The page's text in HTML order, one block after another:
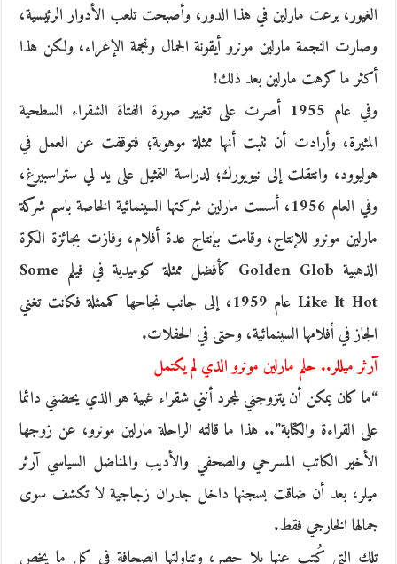
الغيور، برعت مارلين في هذا الدور، وأصبحت تلعب الأدوار الرئيسية،
وصارت النجمة مارلين مونرو أيقونة الجمال ونجمة الإغراء، ولكن هذا
أكثر ما كرهت مارلين بعد ذلك!
وفي عام 1955 أصرت على تغيير صورة الفتاة الشقراء السطحية
المثيرة، وأرادت أن تثبت أنها ممثلة موهوبة؛ فتوقفت عن العمل في
هوليوود، وانتقلت إلى نيويورك؛ لدراسة التمثيل على يد لي ستراسبيرغ،
وفي العام 1956، أسست مارلين شركتها السينمائية الخاصة باسم شركة
مارلين مونرو للإنتاج، وقامت بإنتاج عدة أفلام، وفازت بجائزة الكرة
الذهبية Golden Glob كأفضل ممثلة كوميدية في فيلم Some
Like It Hot عام 1959، إلى جانب نجاحها كممثلة فكانت تغني
الجاز في أفلامها السينمائية، وحتى في الحفلات.
آرثر ميللر.. حلم مارلين مونرو الذي لم يكتمل
“ما كان يمكن أن يتزوجني لمجرد أنني شقراء غبية هو الذي يحضني دائما
على القراءة والكتابة”.. هذا ما قالته الراحلة مارلين مونرو، عن زوجها
الأخير الكاتب المسرحي والصحفي والأديب والمناضل السياسي آرثر
ميلر، بعد أن ضاقت بسجنها داخل جدران زجاجية لا تكشف سوى
جمالها الخارجي فقط.
تلك التي كُتب عنها بلا حصر، وتناولتها الصحافة في كل ما يخص